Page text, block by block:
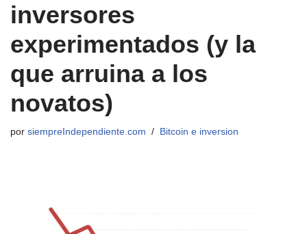
inversores
experimentados (y la
que arruina a los
novatos)
por siempreIndependiente.com Bitcoin e inversion